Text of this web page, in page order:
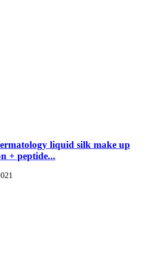
liquid silk make up
+ peptide...